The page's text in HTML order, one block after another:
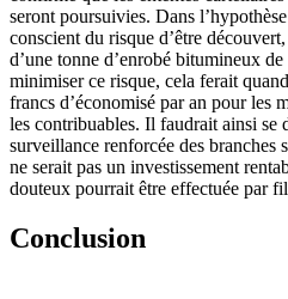
seront poursuivies. Dans
conscient du risque d’être
d’une tonne d’enrobé bitumineux
minimiser ce risque, cela ferait
francs d’économisé par an pour les
les contribuables. Il faudrait ainsi se
surveillance renforcée des branches
ne serait pas un investissement
douteux pourrait être effectuée par
Conclusion